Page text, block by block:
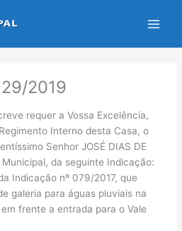
29/2019
requer a Vossa Excelência,
Interno desta Casa, o
Senhor JOSÉ DIAS DE
da seguinte Indicação:
Indicação nº 079/2017, que
galeria para águas pluviais na
frente a entrada para o Vale